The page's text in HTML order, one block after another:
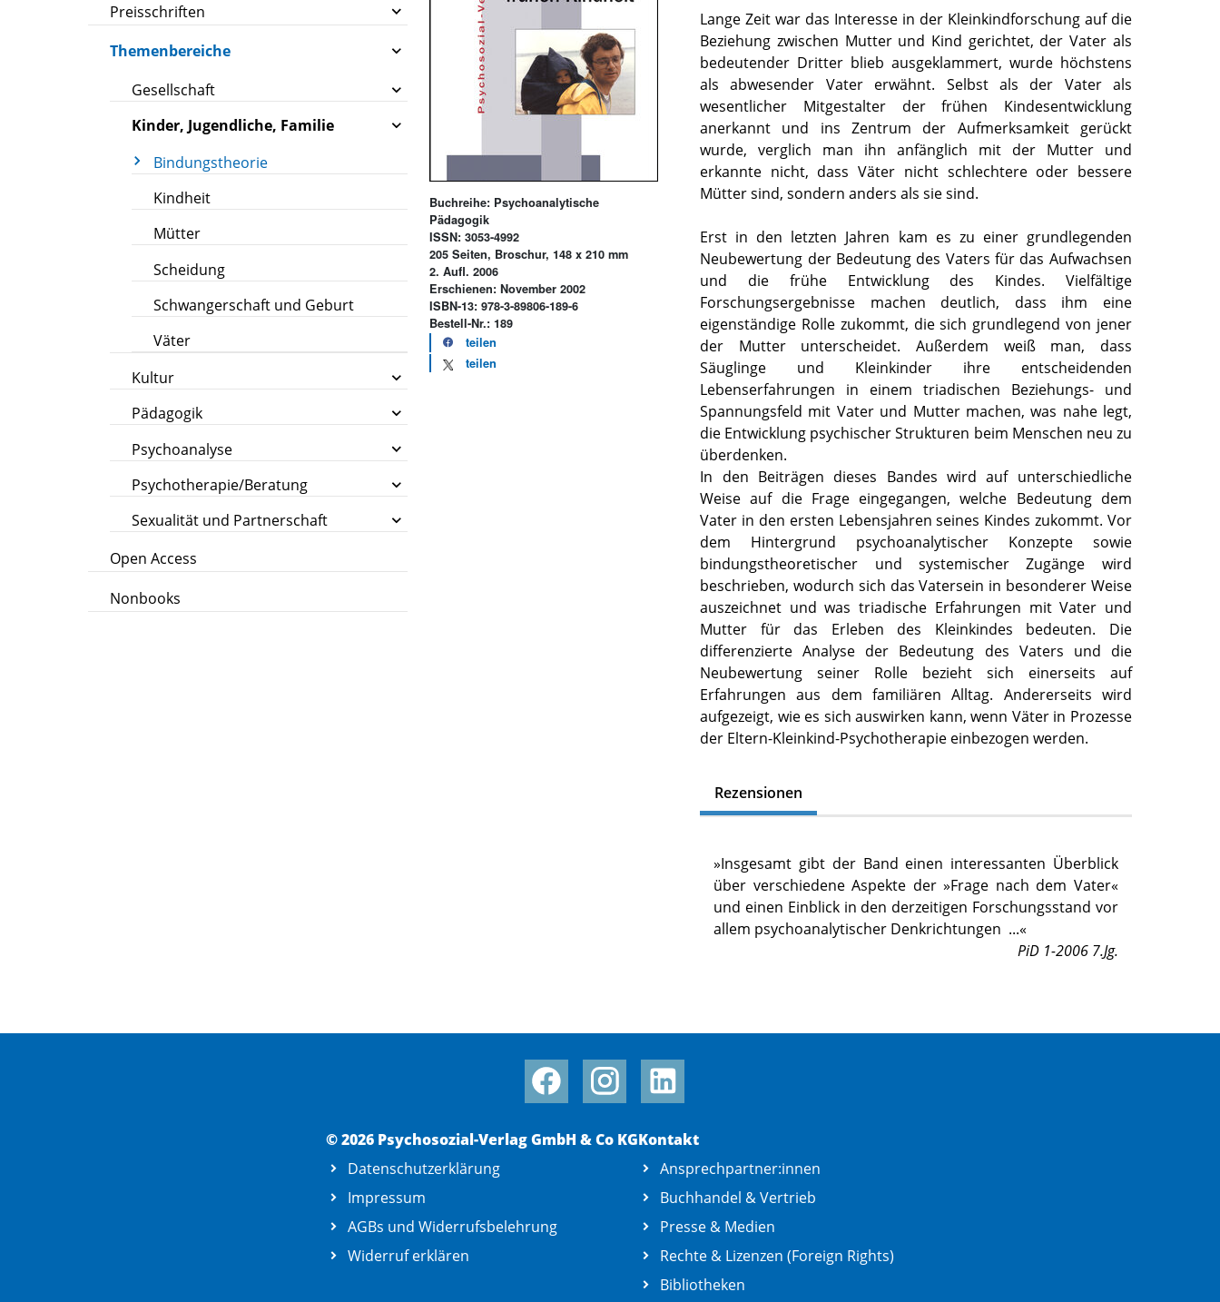
Preisschriften
Themenbereiche
Gesellschaft
Kinder, Jugendliche, Familie
Bindungstheorie
Kindheit
Mütter
Scheidung
Schwangerschaft und Geburt
Väter
Kultur
Pädagogik
Psychoanalyse
Psychotherapie/Beratung
Sexualität und Partnerschaft
Open Access
Nonbooks
Buchreihe: Psychoanalytische
Pädagogik
ISSN: 3053-4992
205 Seiten, Broschur, 148 x 210 mm
2. Aufl. 2006
Erschienen: November 2002
ISBN-13: 978-3-89806-189-6
Bestell-Nr.: 189
teilen
teilen
Lange Zeit war das Interesse in der Kleinkindforschung auf die
Beziehung zwischen Mutter und Kind gerichtet, der Vater als
bedeutender Dritter blieb ausgeklammert, wurde höchstens
als abwesender Vater erwähnt. Selbst als der Vater als
wesentlicher Mitgestalter der frühen Kindesentwicklung
anerkannt und ins Zentrum der Aufmerksamkeit gerückt
wurde, verglich man ihn anfänglich mit der Mutter und
erkannte nicht, dass Väter nicht schlechtere oder bessere
Mütter sind, sondern anders als sie sind.
Erst in den letzten Jahren kam es zu einer grundlegenden
Neubewertung der Bedeutung des Vaters für das Aufwachsen
und die frühe Entwicklung des Kindes. Vielfältige
Forschungsergebnisse machen deutlich, dass ihm eine
eigenständige Rolle zukommt, die sich grundlegend von jener
der Mutter unterscheidet. Außerdem weiß man, dass
Säuglinge und Kleinkinder ihre entscheidenden
Lebenserfahrungen in einem triadischen Beziehungs- und
Spannungsfeld mit Vater und Mutter machen, was nahe legt,
die Entwicklung psychischer Strukturen beim Menschen neu zu
überdenken.
In den Beiträgen dieses Bandes wird auf unterschiedliche
Weise auf die Frage eingegangen, welche Bedeutung dem
Vater in den ersten Lebensjahren seines Kindes zukommt. Vor
dem Hintergrund psychoanalytischer Konzepte sowie
bindungstheoretischer und systemischer Zugänge wird
beschrieben, wodurch sich das Vatersein in besonderer Weise
auszeichnet und was triadische Erfahrungen mit Vater und
Mutter für das Erleben des Kleinkindes bedeuten. Die
differenzierte Analyse der Bedeutung des Vaters und die
Neubewertung seiner Rolle bezieht sich einerseits auf
Erfahrungen aus dem familiären Alltag. Andererseits wird
aufgezeigt, wie es sich auswirken kann, wenn Väter in Prozesse
der Eltern-Kleinkind-Psychotherapie einbezogen werden.
Rezensionen
»Insgesamt gibt der Band einen interessanten Überblick
über verschiedene Aspekte der »Frage nach dem Vater«
und einen Einblick in den derzeitigen Forschungsstand vor
allem psychoanalytischer Denkrichtungen ...«
PiD 1-2006 7.Jg.
© 2026 Psychosozial-Verlag GmbH & Co KG
Datenschutzerklärung
Impressum
AGBs und Widerrufsbelehrung
Widerruf erklären
Kontakt
Ansprechpartner:innen
Buchhandel & Vertrieb
Presse & Medien
Rechte & Lizenzen (Foreign Rights)
Bibliotheken